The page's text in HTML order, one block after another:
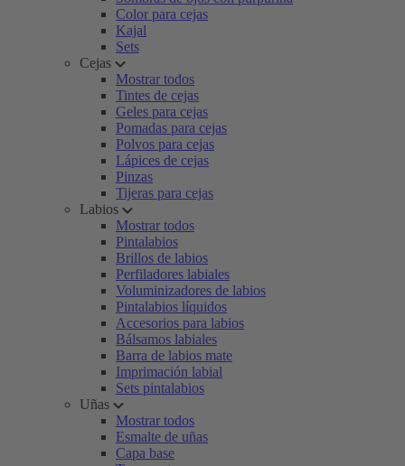
Color para cejas
Kajal
Sets
Cejas
Mostrar todos
Tintes de cejas
Geles para cejas
Pomadas para cejas
Polvos para cejas
Lápices de cejas
Pinzas
Tijeras para cejas
Labios
Mostrar todos
Pintalabios
Brillos de labios
Perfiladores labiales
Voluminizadores de labios
Pintalabios líquidos
Accesorios para labios
Bálsamos labiales
Barra de labios mate
Imprimación labial
Sets pintalabios
Uñas
Mostrar todos
Esmalte de uñas
Capa base